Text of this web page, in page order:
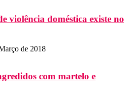
violência doméstica existe no
de 2018
com martelo e